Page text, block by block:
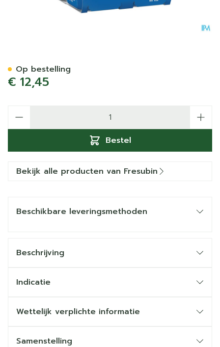
€ 12,45
Bestel
Op bestelling
Bekijk alle producten van Fresubin
Beschikbare leveringsmethoden
Beschrijving
Indicatie
Wettelijk verplichte informatie
Samenstelling